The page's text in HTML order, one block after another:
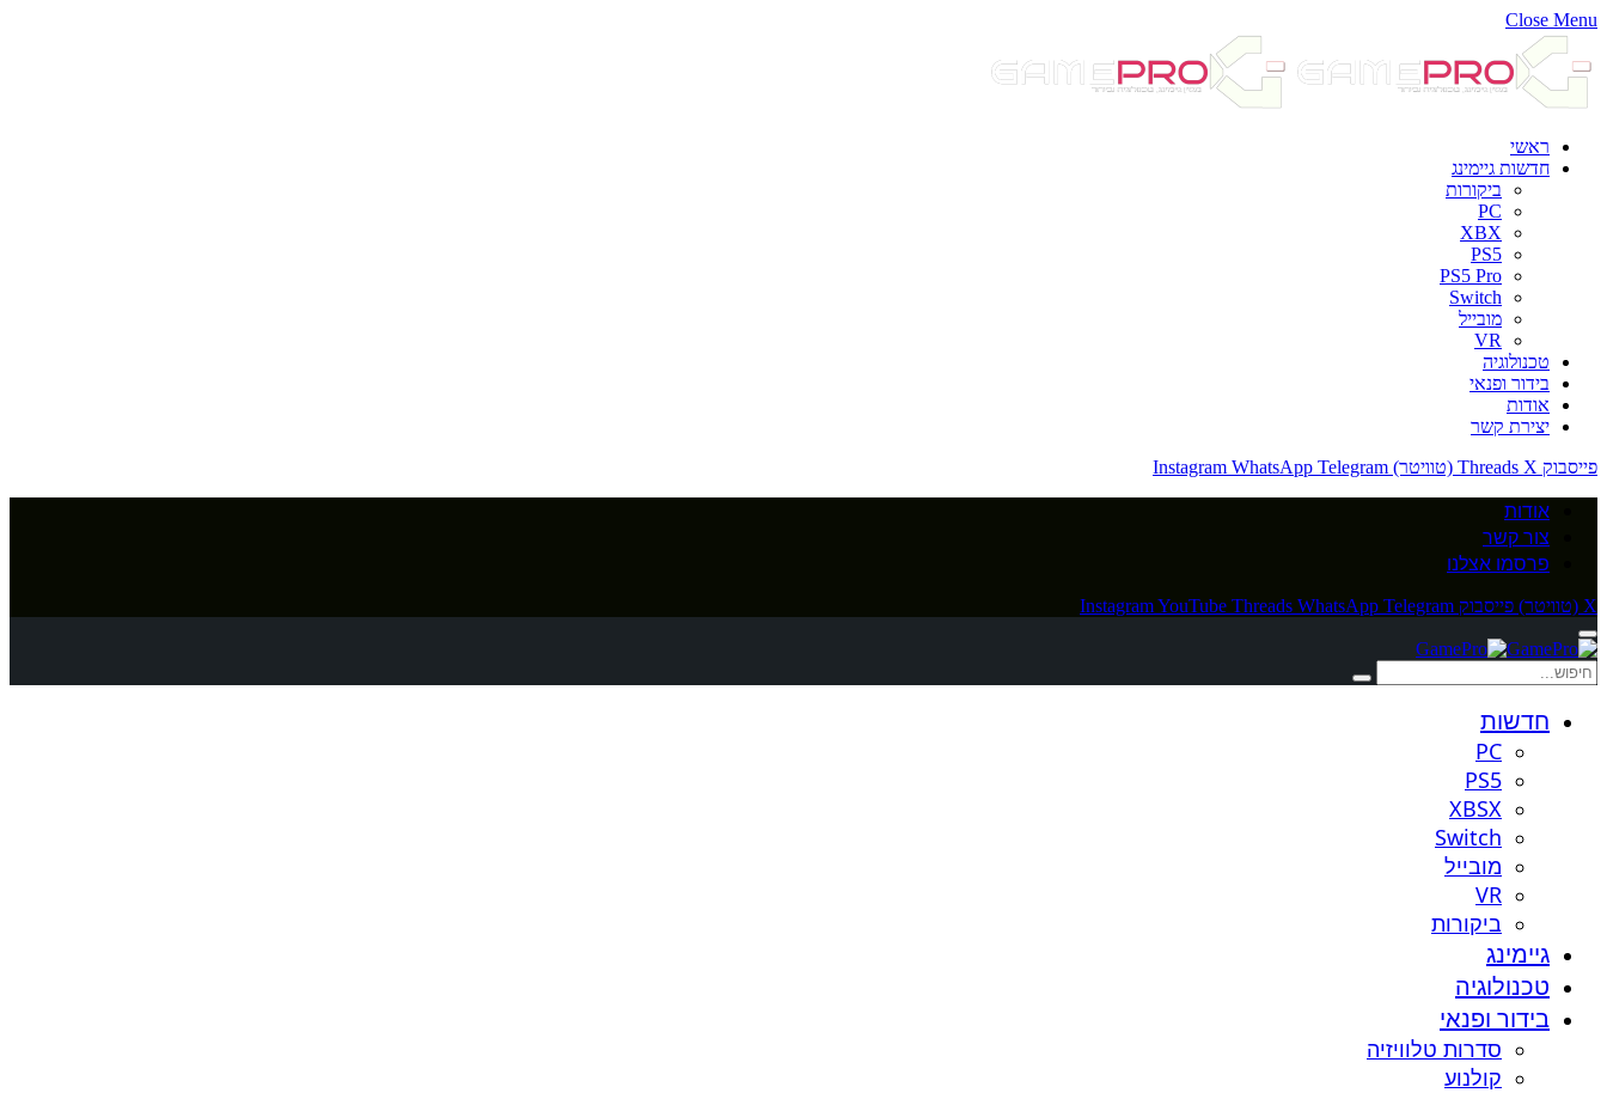
Close Menu
ראשי
חדשות גיימינג
ביקורות
PC
XBX
PS5
PS5 Pro
Switch
מובייל
VR
טכנולוגיה
בידור ופנאי
אודות
יצירת קשר
פייסבוק
Threads X (טוויטר) Instagram WhatsApp Telegram
אודות
צור קשר
פרסמו אצלנו
X (טוויטר) פייסבוק InstagramYouTube Threads WhatsApp Telegram
חדשות
PC
PS5
XBSX
Switch
מובייל
VR
ביקורות
גיימינג
טכנולוגיה
בידור ופנאי
סדרות טלוויזיה
קולנוע